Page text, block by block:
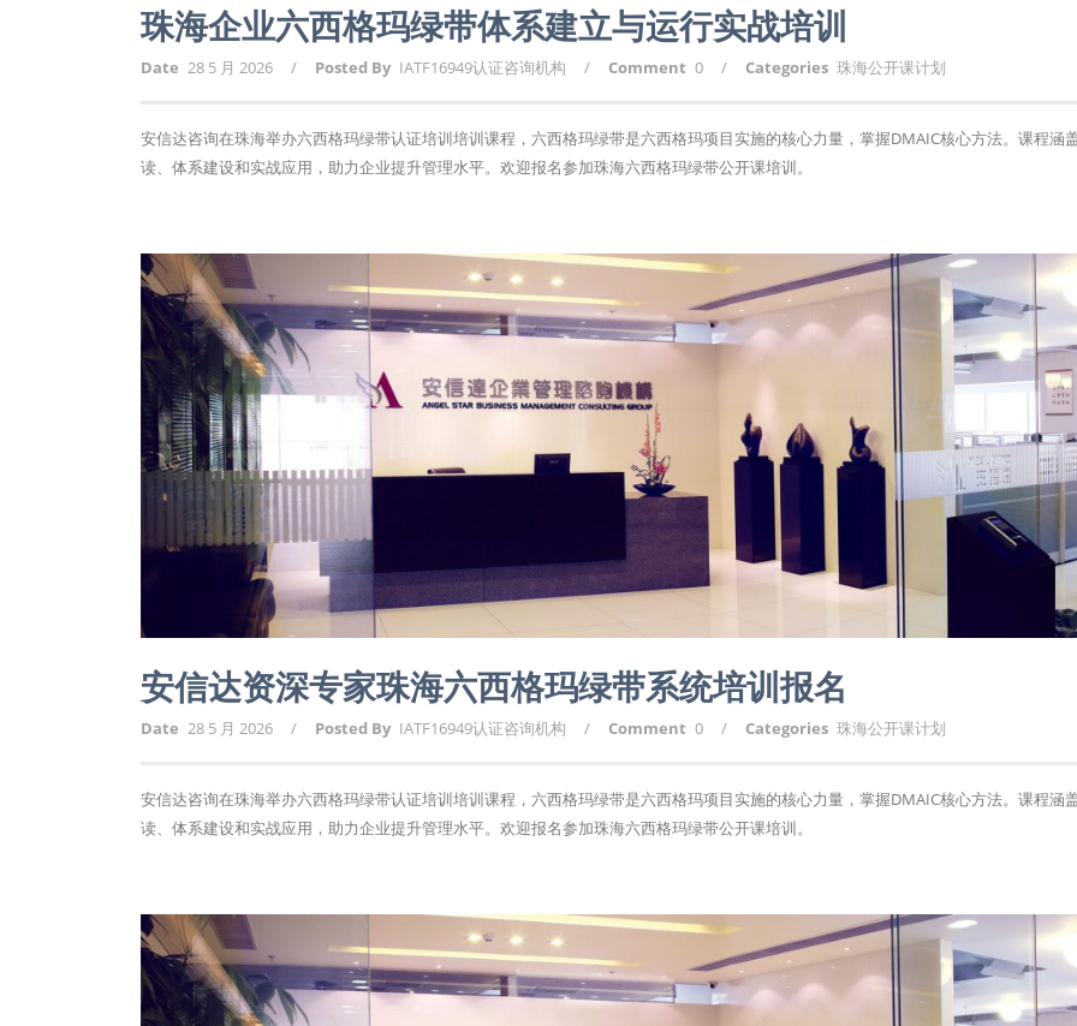
珠海企业六西格玛绿带体系建立与运行实战培训
Date 28 5 月 2026 / Posted By IATF16949认证咨询机构 / Comment 0 / Categories 珠海公开课计划
安信达咨询在珠海举办六西格玛绿带认证培训培训课程，六西格玛绿带是六西格玛项目实施的核心力量，掌握DMAIC核心方法。课程涵
读、体系建设和实战应用，助力企业提升管理水平。欢迎报名参加珠海六西格玛绿带公开课培训。
安信达资深专家珠海六西格玛绿带系统培训报名
Date 28 5 月 2026 / Posted By IATF16949认证咨询机构 / Comment 0 / Categories 珠海公开课计划
安信达咨询在珠海举办六西格玛绿带认证培训培训课程，六西格玛绿带是六西格玛项目实施的核心力量，掌握DMAIC核心方法。课程涵
读、体系建设和实战应用，助力企业提升管理水平。欢迎报名参加珠海六西格玛绿带公开课培训。